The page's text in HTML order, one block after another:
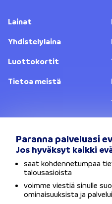
Paranna palveluasi
Jos hyväksyt kaikki
saat kohdennetumpaa
talousasioista
voimme viestiä sinulle
ominaisuuksista ja
Lainat
Yhdistelylaina
Luottokortit
Tietoa meistä
Vaihda sijaintia